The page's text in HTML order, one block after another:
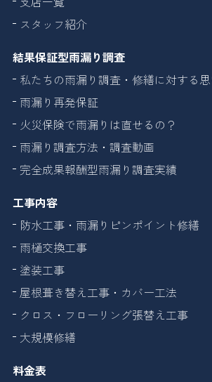
スタッフ紹介
結果保証型雨漏り調査
私たちの雨漏り調査・修繕に対する
雨漏り再発保証
火災保険で雨漏りは直せるの？
雨漏り調査方法・調査動画
完全成果報酬型雨漏り調査実績
工事内容
防水工事・雨漏りピンポイント修繕
雨樋交換工事
塗装工事
屋根葺き替え工事・カバー工法
クロス・フローリング張替え工事
大規模修繕
料金表